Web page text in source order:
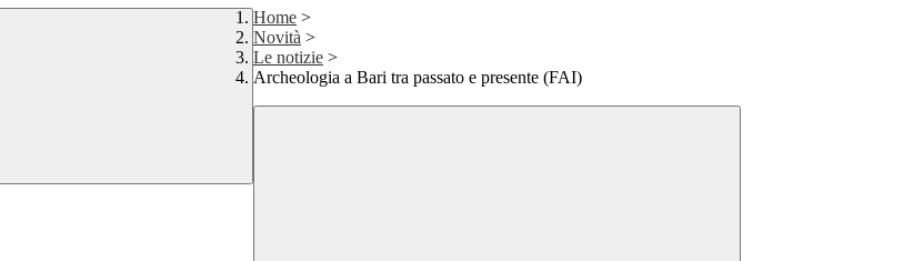
Home >
Novità >
Le notizie >
Archeologia a Bari tra passato e presente (FAI)